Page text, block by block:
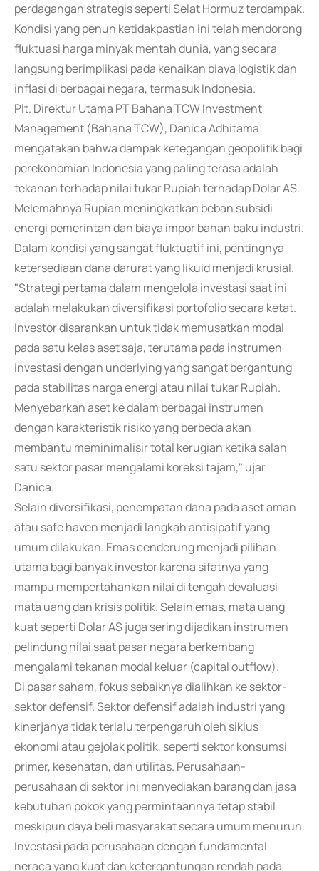
perdagangan strategis seperti Selat Hormuz terdampak.
Kondisi yang penuh ketidakpastian ini telah mendorong
fluktuasi harga minyak mentah dunia, yang secara
langsung berimplikasi pada kenaikan biaya logistik dan
inflasi di berbagai negara, termasuk Indonesia.
Plt. Direktur Utama PT Bahana TCW Investment
Management (Bahana TCW), Danica Adhitama
mengatakan bahwa dampak ketegangan geopolitik bagi
perekonomian Indonesia yang paling terasa adalah
tekanan terhadap nilai tukar Rupiah terhadap Dolar AS.
Melemahnya Rupiah meningkatkan beban subsidi
energi pemerintah dan biaya impor bahan baku industri.
Dalam kondisi yang sangat fluktuatif ini, pentingnya
ketersediaan dana darurat yang likuid menjadi krusial.
"Strategi pertama dalam mengelola investasi saat ini
adalah melakukan diversifikasi portofolio secara ketat.
Investor disarankan untuk tidak memusatkan modal
pada satu kelas aset saja, terutama pada instrumen
investasi dengan underlying yang sangat bergantung
pada stabilitas harga energi atau nilai tukar Rupiah.
Menyebarkan aset ke dalam berbagai instrumen
dengan karakteristik risiko yang berbeda akan
membantu meminimalisir total kerugian ketika salah
satu sektor pasar mengalami koreksi tajam," ujar
Danica.
Selain diversifikasi, penempatan dana pada aset aman
atau safe haven menjadi langkah antisipatif yang
umum dilakukan. Emas cenderung menjadi pilihan
utama bagi banyak investor karena sifatnya yang
mampu mempertahankan nilai di tengah devaluasi
mata uang dan krisis politik. Selain emas, mata uang
kuat seperti Dolar AS juga sering dijadikan instrumen
pelindung nilai saat pasar negara berkembang
mengalami tekanan modal keluar (capital outflow).
Di pasar saham, fokus sebaiknya dialihkan ke sektor-
sektor defensif. Sektor defensif adalah industri yang
kinerjanya tidak terlalu terpengaruh oleh siklus
ekonomi atau gejolak politik, seperti sektor konsumsi
primer, kesehatan, dan utilitas. Perusahaan-
perusahaan di sektor ini menyediakan barang dan jasa
kebutuhan pokok yang permintaannya tetap stabil
meskipun daya beli masyarakat secara umum menurun.
Investasi pada perusahaan dengan fundamental
neraca yang kuat dan ketergantungan rendah pada